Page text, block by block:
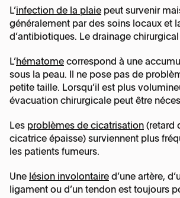
L’infection de la plaie peut survenir
généralement par des soins locaux et
d’antibiotiques. Le drainage chirurgical
L’hématome correspond à une
sous la peau. Il ne pose pas de
petite taille. Lorsqu’il est plus
évacuation chirurgicale peut être
Les problèmes de cicatrisation (retard
cicatrice épaisse) surviennent plus
les patients fumeurs.
Une lésion involontaire d’une artère,
ligament ou d’un tendon est toujours